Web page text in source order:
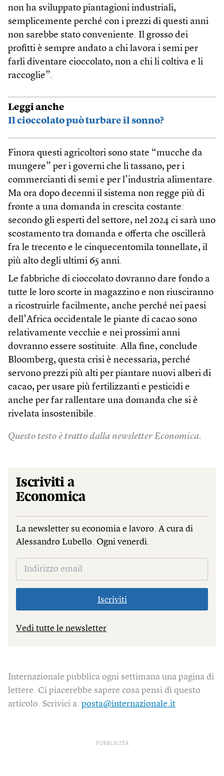
non ha sviluppato piantagioni industriali,
semplicemente perché con i prezzi di questi anni
non sarebbe stato conveniente. Il grosso dei
profitti è sempre andato a chi lavora i semi per
farli diventare cioccolato, non a chi li coltiva e li
raccoglie”.
Leggi anche
Il cioccolato può turbare il sonno?
Finora questi agricoltori sono state “mucche da
mungere” per i governi che li tassano, per i
commercianti di semi e per l’industria alimentare.
Ma ora dopo decenni il sistema non regge più di
fronte a una domanda in crescita costante:
secondo gli esperti del settore, nel 2024 ci sarà uno
scostamento tra domanda e offerta che oscillerà
fra le trecento e le cinquecentomila tonnellate, il
più alto degli ultimi 65 anni.
Le fabbriche di cioccolato dovranno dare fondo a
tutte le loro scorte in magazzino e non riusciranno
a ricostruirle facilmente, anche perché nei paesi
dell’Africa occidentale le piante di cacao sono
relativamente vecchie e nei prossimi anni
dovranno essere sostituite. Alla fine, conclude
Bloomberg, questa crisi è necessaria, perché
servono prezzi più alti per piantare nuovi alberi di
cacao, per usare più fertilizzanti e pesticidi e
anche per far rallentare una domanda che si è
rivelata insostenibile.
Questo testo è tratto dalla newsletter Economica.
Iscriviti a
Economica
La newsletter su economia e lavoro. A cura di
Alessandro Lubello. Ogni venerdì.
Iscriviti
Vedi tutte le newsletter
Internazionale pubblica ogni settimana una pagina di
lettere. Ci piacerebbe sapere cosa pensi di questo
articolo. Scrivici a: posta@internazionale.it
PUBBLICITÀ